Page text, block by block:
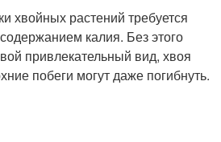
хвойных растений требуется
калия. Без этого
привлекательный вид, хвоя
побеги могут даже погибнуть.